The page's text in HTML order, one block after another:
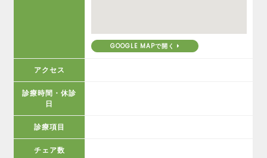
GOOGLE MAPで開く
アクセス
診療時間・休診
日
診療項目
チェア数